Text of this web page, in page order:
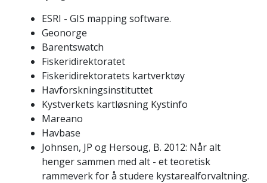
ESRI - GIS mapping software.
Geonorge
Barentswatch
Fiskeridirektoratet
Fiskeridirektoratets kartverktøy
Havforskningsinstituttet
Kystverkets kartløsning Kystinfo
Mareano
Havbase
Johnsen, JP og Hersoug, B. 2012: Når alt
henger sammen med alt - et teoretisk
rammeverk for å studere kystarealforvaltning.